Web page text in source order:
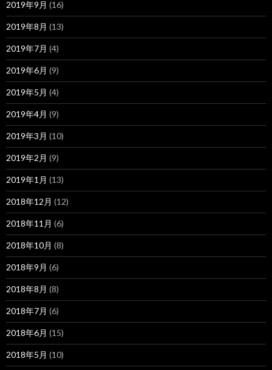
2019年9月 (16)
2019年8月 (13)
2019年7月 (4)
2019年6月 (9)
2019年5月 (4)
2019年4月 (9)
2019年3月 (10)
2019年2月 (9)
2019年1月 (13)
2018年12月 (12)
2018年11月 (6)
2018年10月 (8)
2018年9月 (6)
2018年8月 (8)
2018年7月 (6)
2018年6月 (15)
2018年5月 (10)